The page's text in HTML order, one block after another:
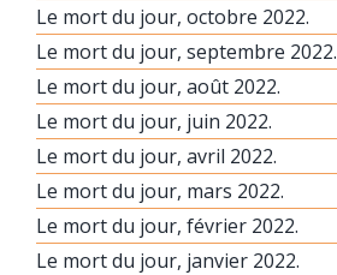
Le mort du jour, octobre 2022.
Le mort du jour, septembre 2022.
Le mort du jour, août 2022.
Le mort du jour, juin 2022.
Le mort du jour, avril 2022.
Le mort du jour, mars 2022.
Le mort du jour, février 2022.
Le mort du jour, janvier 2022.